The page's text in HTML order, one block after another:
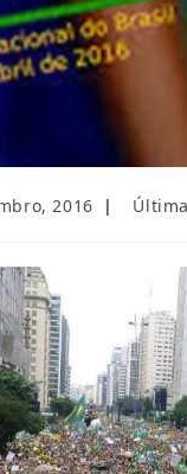
2016